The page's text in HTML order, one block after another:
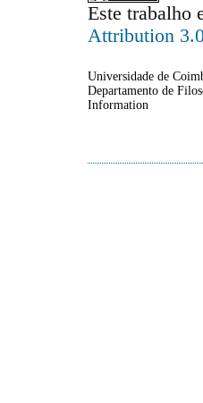
Este trabalho
Attribution
Universidade de
Departamento de
Information